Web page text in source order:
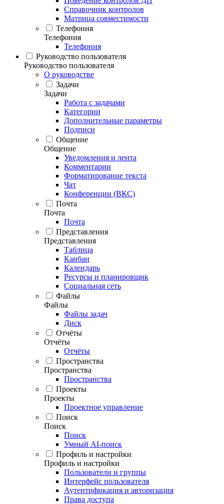
Справочник контролов
Матрица совместимости
Телефония
Телефония
Телефония
Руководство пользователя
Руководство пользователя
О руководстве
Задачи
Задачи
Работа с задачами
Категории
Дополнительные параметры
Подписи
Общение
Общение
Уведомления и лента
Комментарии
Форматирование текста
Чат
Конференции (ВКС)
Почта
Почта
Почта
Представления
Представления
Таблица
Канбан
Календарь
Ресурсы и планировщик
Социальная сеть
Файлы
Файлы
Файлы задач
Диск
Отчёты
Отчёты
Отчёты
Пространства
Пространства
Пространства
Проекты
Проекты
Проектное управление
Поиск
Поиск
Поиск
Умный AI-поиск
Профиль и настройки
Профиль и настройки
Пользователи и группы
Интерфейс пользователя
Аутентификация и авторизация
Права доступа